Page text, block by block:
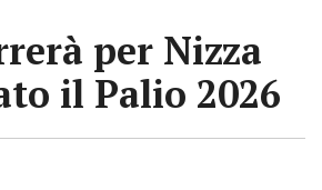
per Nizza
il Palio 2026